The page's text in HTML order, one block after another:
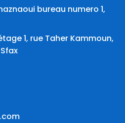
bureau numero 1,
1, rue Taher Kammoun,